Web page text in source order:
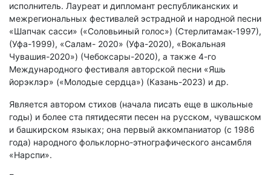
исполнитель. Лауреат и дипломант республиканских и
межрегиональных фестивалей эстрадной и народной песни
«Шапчак сасси» («Соловьиный голос») (Стерлитамак-1997),
(Уфа-1999), «Салам- 2020» (Уфа-2020), «Вокальная
Чувашия-2020») (Чебоксары-2020), а также 4-го
Международного фестиваля авторской песни «Яшь
йорэклэр» («Молодые сердца») (Казань-2023) и др.
Является автором стихов (начала писать еще в школьные
годы) и более ста пятидесяти песен на русском, чувашском
и башкирском языках; она первый аккомпаниатор (с 1986
года) народного фольклорно-этнографического ансамбля
«Нарспи».